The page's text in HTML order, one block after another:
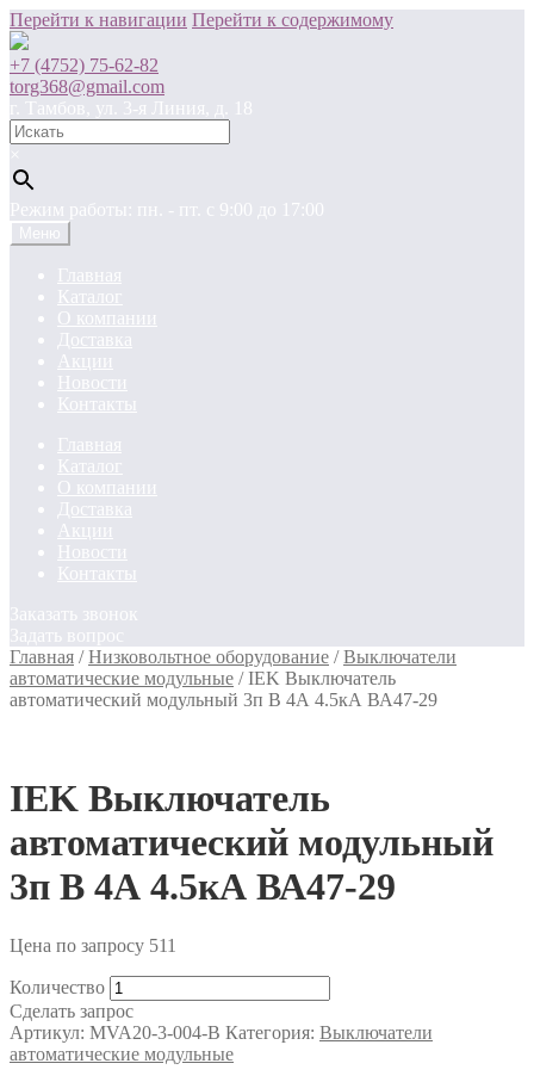
Перейти к навигации Перейти к содержимому
+7 (4752) 75-62-82
torg368@gmail.com
г. Тамбов, ул. 3-я Линия, д. 18
×
Режим работы: пн. - пт. c 9:00 до 17:00
Меню
Главная
Каталог
О компании
Доставка
Акции
Новости
Контакты
Главная
Каталог
О компании
Доставка
Акции
Новости
Контакты
Заказать звонок
Задать вопрос
Главная /Низковольтное оборудование /Выключатели
автоматические модульные /IEK Выключатель
автоматический модульный 3п B 4А 4.5кА ВА47-29
IEK Выключатель
автоматический модульный
3п B 4А 4.5кА ВА47-29
Цена по запросу 511
Количество
Сделать запрос
Артикул: MVA20-3-004-B Категория: Выключатели
автоматические модульные